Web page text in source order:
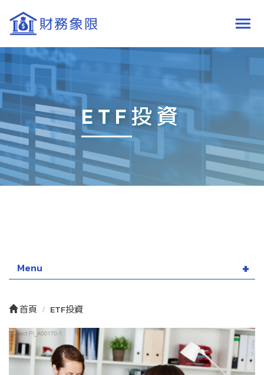
ETF投資
Menu
首頁 ETF投資